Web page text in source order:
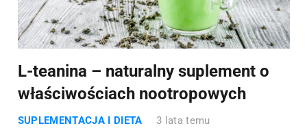
L-teanina – naturalny suplement o
właściwościach nootropowych
SUPLEMENTACJA I DIETA 3 lata temu